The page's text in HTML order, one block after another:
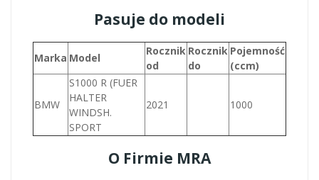
Pasuje do modeli
Marka Model
Rocznik
od
Rocznik
do
Pojemność
(ccm)
BMW
S1000 R (FUER
HALTER
WINDSH.
SPORT
2021 1000
O Firmie MRA